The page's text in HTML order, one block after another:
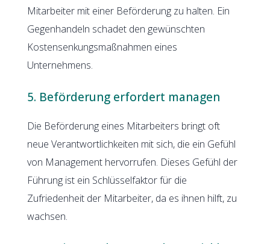
Mitarbeiter mit einer Beförderung zu halten. Ein
Gegenhandeln schadet den gewünschten
Kostensenkungsmaßnahmen eines
Unternehmens.
5. Beförderung erfordert managen
Die Beförderung eines Mitarbeiters bringt oft
neue Verantwortlichkeiten mit sich, die ein Gefühl
von Management hervorrufen. Dieses Gefühl der
Führung ist ein Schlüsselfaktor für die
Zufriedenheit der Mitarbeiter, da es ihnen hilft, zu
wachsen.